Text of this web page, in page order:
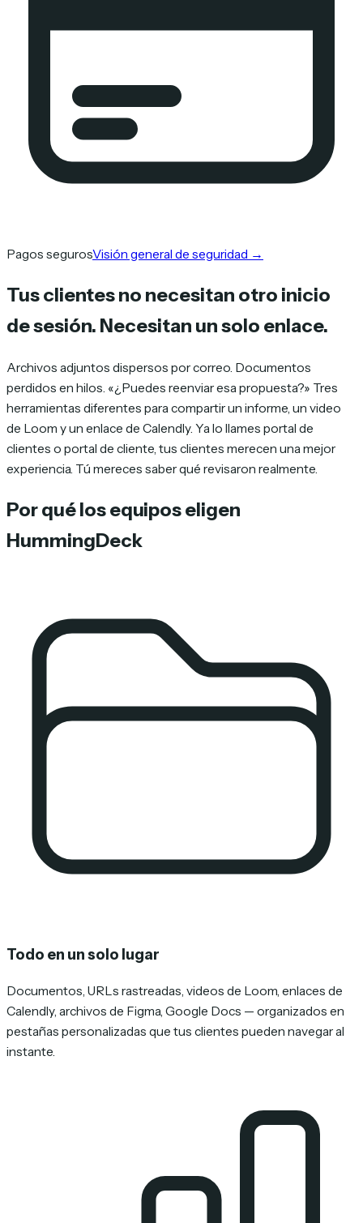
Pagos segurosVisión general de seguridad →
Tus clientes no necesitan otro inicio
de sesión. Necesitan un solo enlace.
Archivos adjuntos dispersos por correo. Documentos
perdidos en hilos. «¿Puedes reenviar esa propuesta?» Tres
herramientas diferentes para compartir un informe, un video
de Loom y un enlace de Calendly. Ya lo llames portal de
clientes o portal de cliente, tus clientes merecen una mejor
experiencia. Tú mereces saber qué revisaron realmente.
Por qué los equipos eligen
HummingDeck
Todo en un solo lugar
Documentos, URLs rastreadas, videos de Loom, enlaces de
Calendly, archivos de Figma, Google Docs — organizados en
pestañas personalizadas que tus clientes pueden navegar al
instante.